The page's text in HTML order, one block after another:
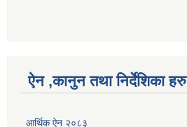
ऐन ,कानुन तथा निर्देशिका हरु
आर्थिक ऐन २०८३